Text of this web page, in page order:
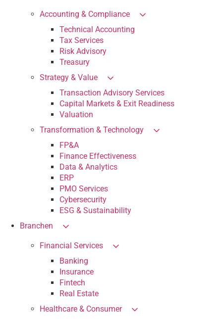
Accounting & Compliance
Technical Accounting
Tax Services
Risk Advisory
Treasury
Strategy & Value
Transaction Advisory Services
Capital Markets & Exit Readiness
Valuation
Transformation & Technology
FP&A
Finance Effectiveness
Data & Analytics
ERP
PMO Services
Cybersecurity
ESG & Sustainability
Branchen
Financial Services
Banking
Insurance
Fintech
Real Estate
Healthcare & Consumer